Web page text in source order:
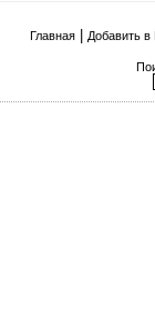
Главная | Добавить в